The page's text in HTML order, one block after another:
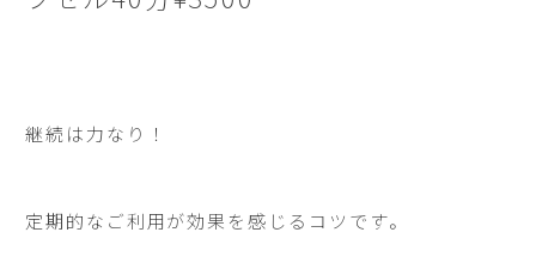
継続は力なり！
定期的なご利用が効果を感じるコツです。